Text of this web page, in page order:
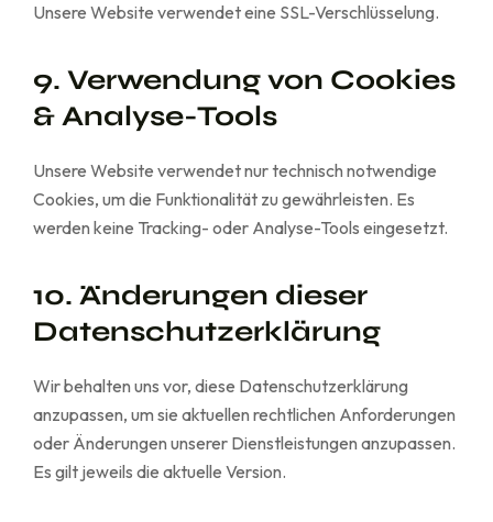
Unsere Website verwendet eine SSL-Verschlüsselung.
9. Verwendung von Cookies
& Analyse-Tools
Unsere Website verwendet nur technisch notwendige
Cookies, um die Funktionalität zu gewährleisten. Es
werden keine Tracking- oder Analyse-Tools eingesetzt.
10. Änderungen dieser
Datenschutzerklärung
Wir behalten uns vor, diese Datenschutzerklärung
anzupassen, um sie aktuellen rechtlichen Anforderungen
oder Änderungen unserer Dienstleistungen anzupassen.
Es gilt jeweils die aktuelle Version.